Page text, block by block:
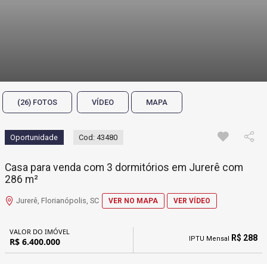
(26) FOTOS VÍDEO MAPA
Oportunidade Cod: 43480
Casa para venda com 3 dormitórios em Jurerê com
286 m²
Jurerê, Florianópolis, SC VER NO MAPA VER VÍDEO
VALOR DO IMÓVEL
R$ 6.400.000 IPTU Mensal R$ 288